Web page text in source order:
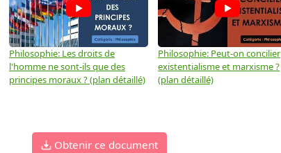
Philosophie: Les droits de
l'homme ne sont-ils que des
principes moraux ? (plan détaillé)
Philosophie: Peut-on concilier
existentialisme et marxisme ?
(plan détaillé)
Obtenir ce document